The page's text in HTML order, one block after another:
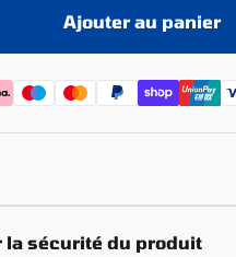
Ajouter au panier
sécurité du produit